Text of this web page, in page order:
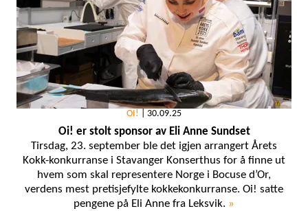
OI! 30.09.25
Oi! er stolt sponsor av Eli Anne Sundset
Tirsdag, 23. september ble det igjen arrangert Årets
Kokk-konkurranse i Stavanger Konserthus for å finne ut
hvem som skal representere Norge i Bocuse d’Or,
verdens mest pretisjefylte kokkekonkurranse. Oi! satte
pengene på Eli Anne fra Leksvik. »